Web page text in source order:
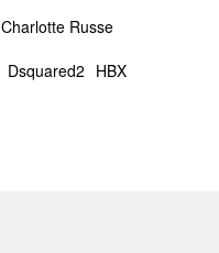
Charlotte Russe
Dsquared2 HBX